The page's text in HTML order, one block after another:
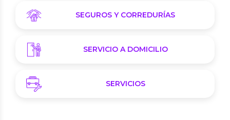
SEGUROS Y CORREDURÍAS
SERVICIO A DOMICILIO
SERVICIOS